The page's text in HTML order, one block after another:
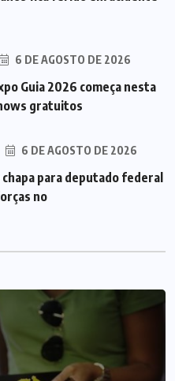
6 DE AGOSTO DE 2026
Guia 2026 começa nesta
gratuitos
6 DE AGOSTO DE 2026
chapa para deputado federal
no